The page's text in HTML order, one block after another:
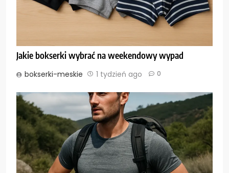
Jakie bokserki wybrać na weekendowy wypad
bokserki-meskie 1 tydzień ago 0